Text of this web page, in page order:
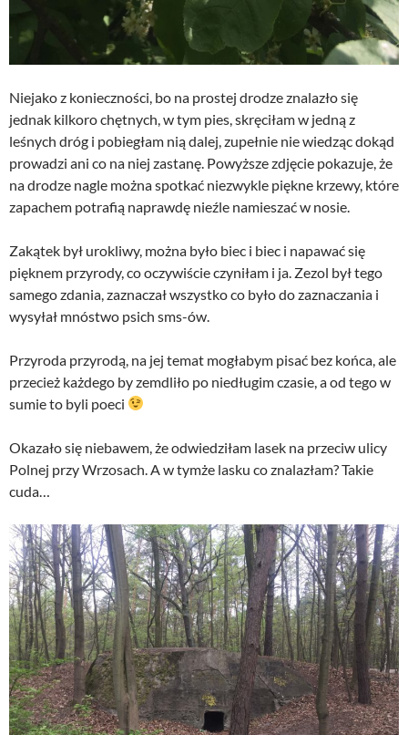
Niejako z konieczności, bo na prostej drodze znalazło się
jednak kilkoro chętnych, w tym pies, skręciłam w jedną z
leśnych dróg i pobiegłam nią dalej, zupełnie nie wiedząc dokąd
prowadzi ani co na niej zastanę. Powyższe zdjęcie pokazuje, że
na drodze nagle można spotkać niezwykle piękne krzewy, które
zapachem potrafią naprawdę nieźle namieszać w nosie.
Zakątek był urokliwy, można było biec i biec i napawać się
pięknem przyrody, co oczywiście czyniłam i ja. Zezol był tego
samego zdania, zaznaczał wszystko co było do zaznaczania i
wysyłał mnóstwo psich sms-ów.
Przyroda przyrodą, na jej temat mogłabym pisać bez końca, ale
przecież każdego by zemdliło po niedługim czasie, a od tego w
sumie to byli poeci
Okazało się niebawem, że odwiedziłam lasek na przeciw ulicy
Polnej przy Wrzosach. A w tymże lasku co znalazłam? Takie
cuda…